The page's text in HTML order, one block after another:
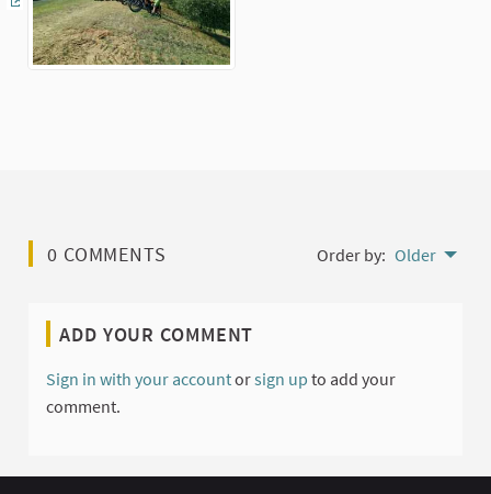
(External link)
0 COMMENTS Order by: Older
ADD YOUR COMMENT
Sign in with your accountorsign up to add your
comment.